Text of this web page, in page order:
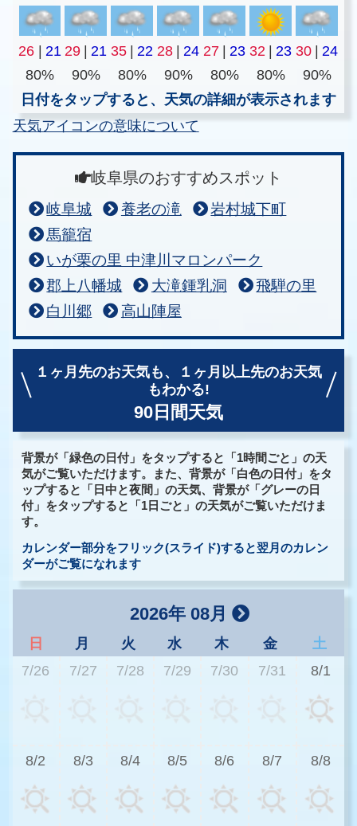
26 21 29 21 35 22 28 24 27 23 32 23 30
24
80%
90% 80% 90% 80% 80%
90%
日付をタップすると、天気の詳細が表示されます
天気アイコンの意味について
岐阜県のおすすめスポット
岐阜城 養老の滝
岩村城下町
馬籠宿
いが栗の里 中津川マロンパーク
郡上八幡城
大滝鍾乳洞
飛騨の里
白川郷
高山陣屋
１ヶ月先のお天気も、
１ヶ月以上先のお天気
もわかる!
90日間天気
背景が「緑色の日付」をタップすると「1時間ごと」の天
気がご覧いただけます。また、背景が「白色の日付」をタ
ップすると「日中と夜間」の天気、背景が「グレーの日
付」をタップすると「1日ごと」の天気がご覧いただけま
す。
カレンダー部分をフリック(スライド)すると翌月のカレン
ダーがご覧になれます
2026年 08月
日 月 火 水 木 金
土
7/26
7/27 7/28 7/29 7/30 7/31 8/1
8/2 8/3 8/4 8/5 8/6 8/7 8/8